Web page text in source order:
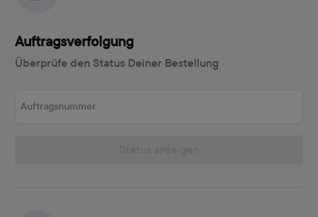
Auftragsverfolgung
Überprüfe den Status Deiner Bestellung